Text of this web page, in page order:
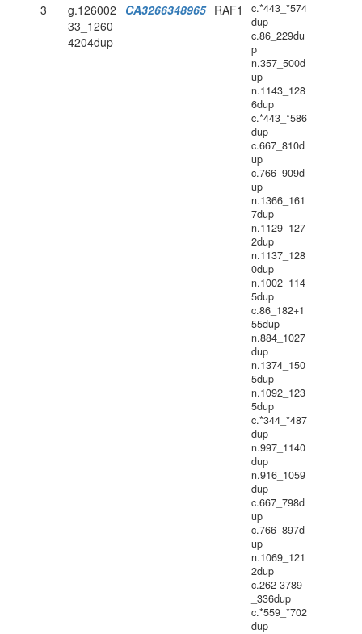
3
g.126002
33_1260
4204dup
CA3266348965 RAF1
c.*443_*574
dup
c.86_229du
p
n.357_500d
up
n.1143_128
6dup
c.*443_*586
dup
c.667_810d
up
c.766_909d
up
n.1366_161
7dup
n.1129_127
2dup
n.1137_128
0dup
n.1002_114
5dup
c.86_182+1
55dup
n.884_1027
dup
n.1374_150
5dup
n.1092_123
5dup
c.*344_*487
dup
n.997_1140
dup
n.916_1059
dup
c.667_798d
up
c.766_897d
up
n.1069_121
2dup
c.262-3789
_336dup
c.*559_*702
dup